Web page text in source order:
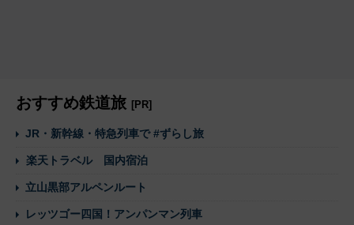
おすすめ鉄道旅 [PR]
JR・新幹線・特急列車で #ずらし旅
楽天トラベル 国内宿泊
立山黒部アルペンルート
レッツゴー四国！アンパンマン列車